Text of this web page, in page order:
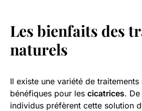
Les bienfaits des
naturels
Il existe une variété de traitements
bénéfiques pour les cicatrices.
individus préfèrent cette solution